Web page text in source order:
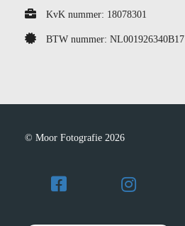
KvK nummer: 18078301
BTW nummer: NL001926340B17
© Moor Fotografie 2026